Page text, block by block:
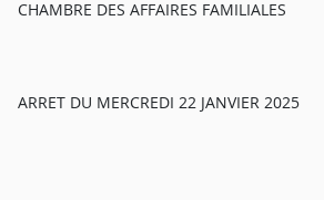
CHAMBRE DES AFFAIRES FAMILIALES
ARRET DU MERCREDI 22 JANVIER 2025